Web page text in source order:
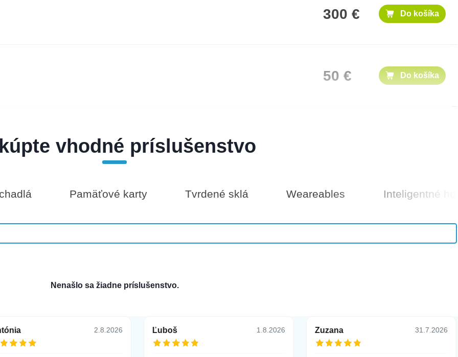
300 € Do košíka
50 € Do košíka
25 € Do košíka
vhodné príslušenstvo
Pamäťové karty Tvrdené sklá Weareables Inteligentné
Nenašlo sa žiadne príslušenstvo.
2.8.2026 Ľuboš 1.8.2026 Zuzana 31.7.2026